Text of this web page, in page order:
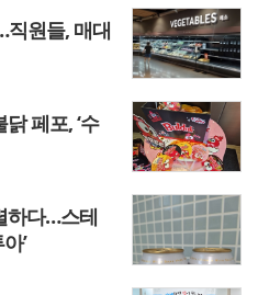
원들, 매대
페포, ‘수
하다…스테
’